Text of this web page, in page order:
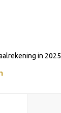
in 2025